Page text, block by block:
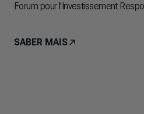
Forum pour l’Investissement
SABER MAIS